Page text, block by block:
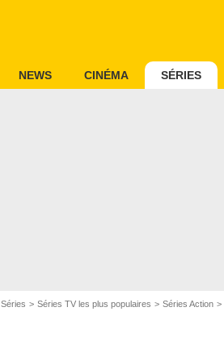
NEWS CINÉMA SÉRIES
Séries Séries TV les plus populaires Séries Action